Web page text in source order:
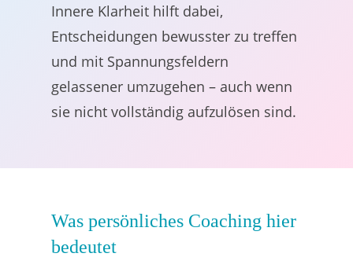
Innere Klarheit hilft dabei,
Entscheidungen bewusster zu treffen
und mit Spannungsfeldern
gelassener umzugehen – auch wenn
sie nicht vollständig aufzulösen sind.
Was persönliches Coaching hier
bedeutet